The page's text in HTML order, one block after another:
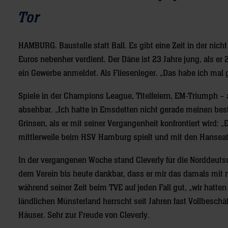
Tor
HAMBURG. Baustelle statt Ball. Es gibt eine Zeit in der
Euros nebenher verdient. Der Däne ist 23 Jahre jung, als
ein Gewerbe anmeldet. Als Fliesenleger. „Das habe ich mal
Spiele in der Champions League, Titelfeiern, EM-Triumph
absehbar. „Ich hatte in Emsdetten nicht gerade meinen
Grinsen, als er mit seiner Vergangenheit konfrontiert wird:
mittlerweile beim HSV Hamburg spielt und mit den
In der vergangenen Woche stand Cleverly für die
dem Verein bis heute dankbar, dass er mir das damals mit
während seiner Zeit beim TVE auf jeden Fall gut, „wir
ländlichen Münsterland herrscht seit Jahren fast
Häuser. Sehr zur Freude von Cleverly.